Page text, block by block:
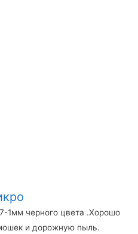
1мм черного цвета .Хорошо
и дорожную пыль.